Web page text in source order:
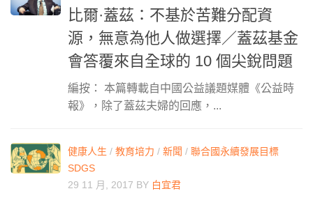
比爾·蓋茲：不基於苦難分配資
源，無意為他人做選擇／蓋茲基金
會答覆來自全球的 10 個尖銳問題
編按： 本篇轉載自中國公益議題媒體《公益時
報》，除了蓋茲夫婦的回應，...
健康人生 / 教育培力 / 新聞 / 聯合國永續發展目標
SDGS
29 11 月, 2017 BY 白宜君